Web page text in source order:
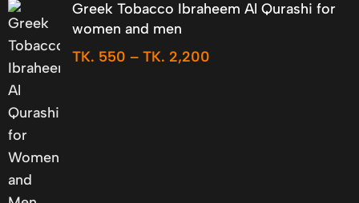
Greek Tobacco Ibraheem Al Qurashi for
women and men
TK. 550 – TK. 2,200